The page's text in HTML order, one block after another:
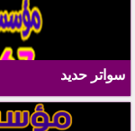
سواتر حديد